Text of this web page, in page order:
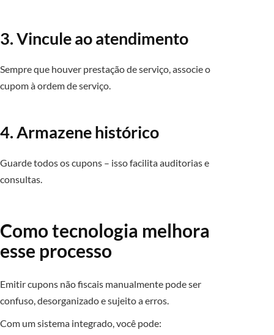
3. Vincule ao atendimento
Sempre que houver prestação de serviço, associe o
cupom à ordem de serviço.
4. Armazene histórico
Guarde todos os cupons – isso facilita auditorias e
consultas.
Como tecnologia melhora
esse processo
Emitir cupons não fiscais manualmente pode ser
confuso, desorganizado e sujeito a erros.
Com um sistema integrado, você pode: